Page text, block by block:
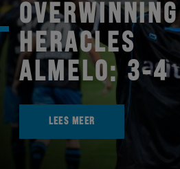
OVERWINNING
HERACLES
ALMELO: 3-4
LEES MEER